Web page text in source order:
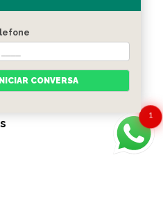
1
INICIAR CONVERSA